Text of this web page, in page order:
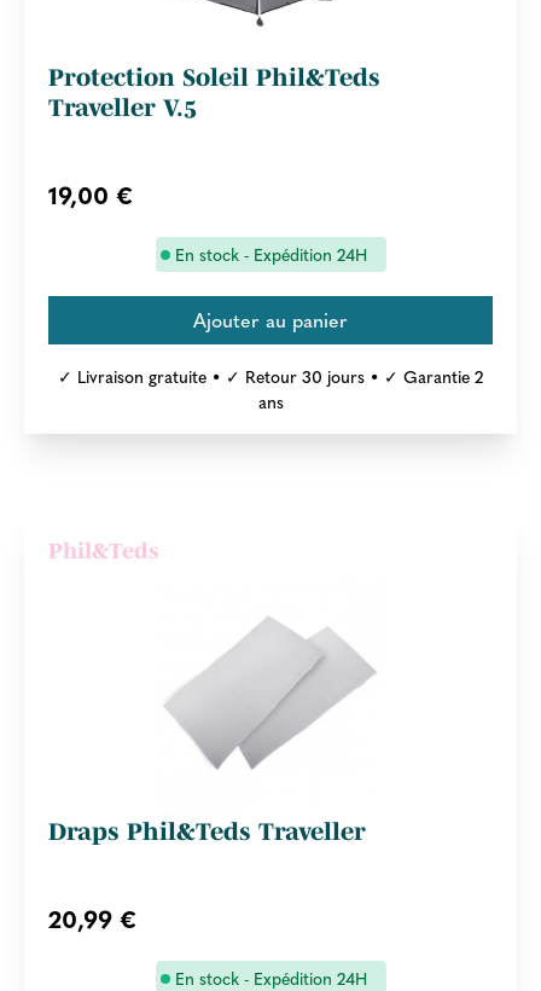
Protection Soleil Phil&Teds
Traveller V.5
19,00 €
En stock - Expédition 24H
✓ Livraison gratuite • ✓ Retour 30 jours • ✓ Garantie 2
ans
Phil&Teds
Draps Phil&Teds Traveller
20,99 €
En stock - Expédition 24H